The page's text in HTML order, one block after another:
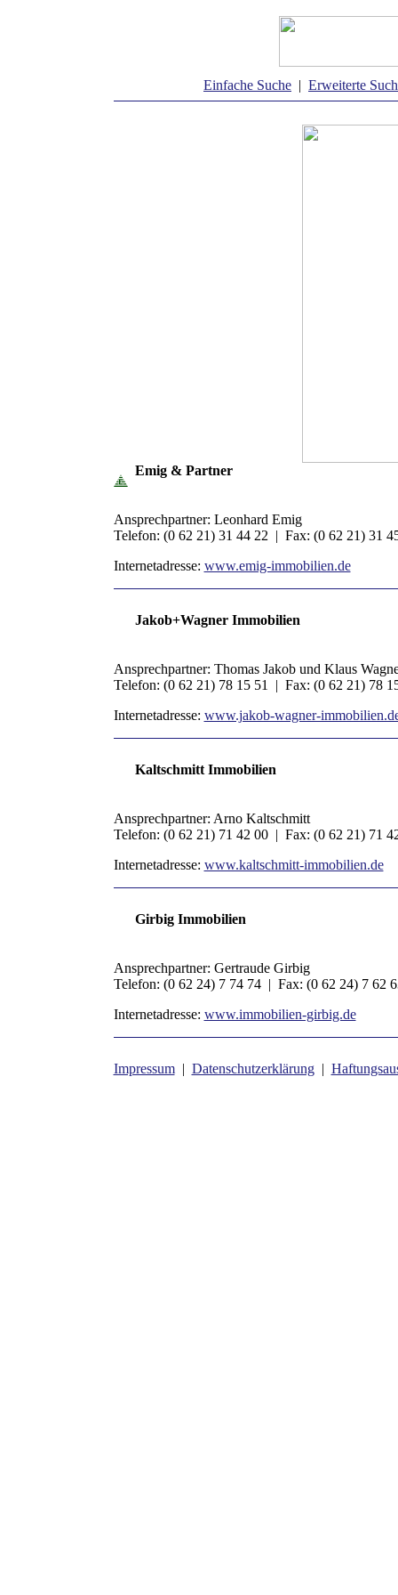
Einfache Suche | Erweiterte
Emig & Partner
Ansprechpartner: Leonhard Emig
Telefon: (0 62 21) 31 44 22 | Fax: (0 62 21) 31
Internetadresse: www.emig-immobilien.de
Jakob+Wagner Immobilien
Ansprechpartner: Thomas Jakob und Klaus
Telefon: (0 62 21) 78 15 51 | Fax: (0 62 21) 78
Internetadresse: www.jakob-wagner-
Kaltschmitt Immobilien
Ansprechpartner: Arno Kaltschmitt
Telefon: (0 62 21) 71 42 00 | Fax: (0 62 21) 71
Internetadresse: www.kaltschmitt-immobilien.de
Girbig Immobilien
Ansprechpartner: Gertraude Girbig
Telefon: (0 62 24) 7 74 74 | Fax: (0 62 24) 7 62
Internetadresse: www.immobilien-girbig.de
Impressum| Datenschutzerklärung|